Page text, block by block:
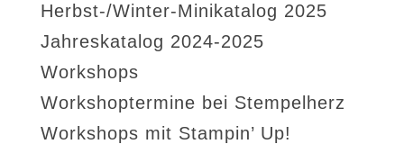
Herbst-/Winter-Minikatalog 2025
Jahreskatalog 2024-2025
Workshops
Workshoptermine bei Stempelherz
Workshops mit Stampin’ Up!